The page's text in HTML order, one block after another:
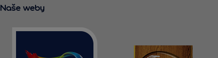
Naše weby